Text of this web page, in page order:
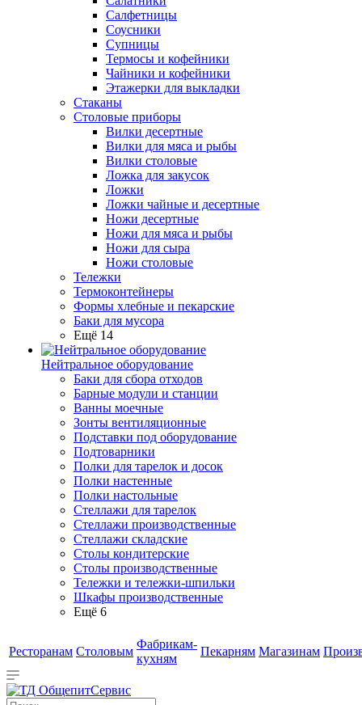
Салфетницы
Соусники
Супницы
Термосы и кофейники
Чайники и кофейники
Этажерки для выкладки
Стаканы
Столовые приборы
Вилки десертные
Вилки для мяса и рыбы
Вилки столовые
Ложка для закусок
Ложки
Ложки чайные и десертные
Ножи десертные
Ножи для мяса и рыбы
Ножи для сыра
Ножи столовые
Тележки
Термоконтейнеры
Формы хлебные и пекарские
Баки для мусора
Ещё 14
Нейтральное оборудование
Баки для сбора отходов
Барные модули и станции
Ванны моечные
Зонты вентиляционные
Подставки под оборудование
Подтоварники
Полки для тарелок и досок
Полки настенные
Полки настольные
Стеллажи для тарелок
Стеллажи производственные
Стеллажи складские
Столы кондитерские
Столы производственные
Тележки и тележки-шпильки
Шкафы производственные
Ещё 6
Ресторанам Столовым
Фабрикам-
кухням
Пекарням Магазинам